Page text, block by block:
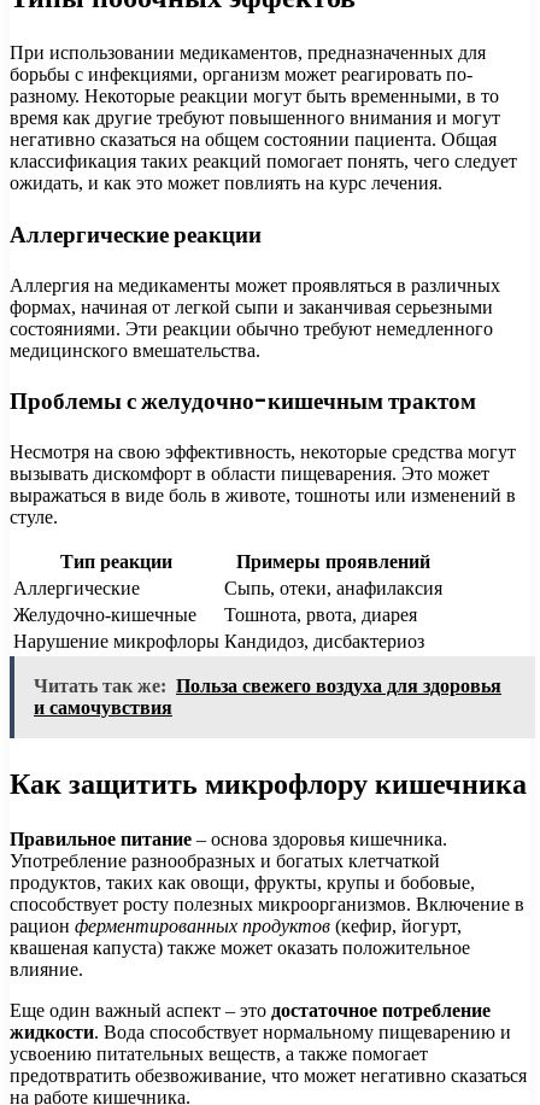
При использовании медикаментов, предназначенных для
борьбы с инфекциями, организм может реагировать по-
разному. Некоторые реакции могут быть временными, в то
время как другие требуют повышенного внимания и могут
негативно сказаться на общем состоянии пациента. Общая
классификация таких реакций помогает понять, чего следует
ожидать, и как это может повлиять на курс лечения.
Аллергические реакции
Аллергия на медикаменты может проявляться в различных
формах, начиная от легкой сыпи и заканчивая серьезными
состояниями. Эти реакции обычно требуют немедленного
медицинского вмешательства.
Проблемы с желудочно-кишечным трактом
Несмотря на свою эффективность, некоторые средства могут
вызывать дискомфорт в области пищеварения. Это может
выражаться в виде боль в животе, тошноты или изменений в
стуле.
Тип реакции
Примеры проявлений
Аллергические
Сыпь, отеки, анафилаксия
Желудочно-кишечные
Тошнота, рвота, диарея
Нарушение микрофлоры Кандидоз, дисбактериоз
Читать так же: Польза свежего воздуха для здоровья
и самочувствия
Как защитить микрофлору кишечника
Правильное питание – основа здоровья кишечника.
Употребление разнообразных и богатых клетчаткой
продуктов, таких как овощи, фрукты, крупы и бобовые,
способствует росту полезных микроорганизмов. Включение в
рацион ферментированных продуктов (кефир, йогурт,
квашеная капуста) также может оказать положительное
влияние.
Еще один важный аспект – это достаточное потребление
жидкости. Вода способствует нормальному пищеварению и
усвоению питательных веществ, а также помогает
предотвратить обезвоживание, что может негативно сказаться
на работе кишечника.